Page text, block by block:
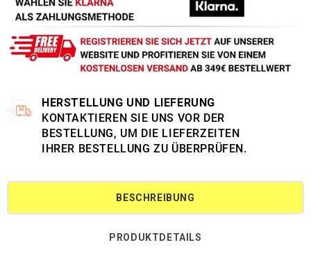
HERSTELLUNG UND LIEFERUNG
KONTAKTIEREN SIE UNS VOR DER
BESTELLUNG, UM DIE LIEFERZEITEN
IHRER BESTELLUNG ZU ÜBERPRÜFEN.
BESCHREIBUNG
PRODUKTDETAILS